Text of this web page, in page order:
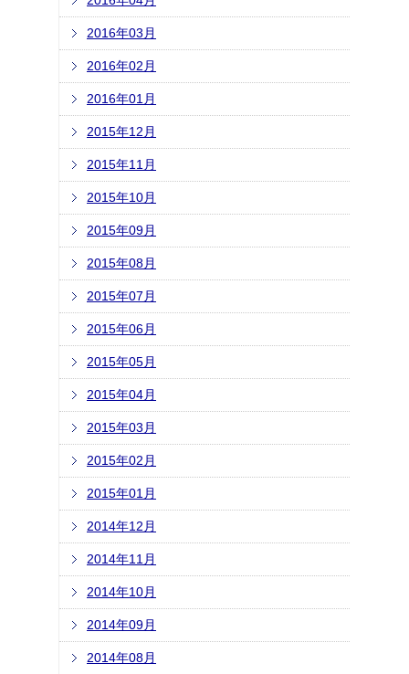
2016年03月
2016年02月
2016年01月
2015年12月
2015年11月
2015年10月
2015年09月
2015年08月
2015年07月
2015年06月
2015年05月
2015年04月
2015年03月
2015年02月
2015年01月
2014年12月
2014年11月
2014年10月
2014年09月
2014年08月